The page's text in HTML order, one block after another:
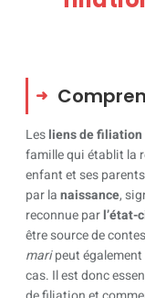
Lesliens de filiation
famille qui établit la
enfant et ses
par lanaissance,
reconnue parl’état-
être source de
maripeut
cas. Il est donc